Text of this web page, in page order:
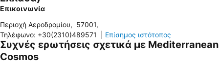
Επικοινωνία
Περιοχή Αεροδρομίου, 57001,
Τηλέφωνο: +30(2310)489571 Επίσημος ιστότοπος
Συχνές ερωτήσεις σχετικά με Mediterranean
Cosmos